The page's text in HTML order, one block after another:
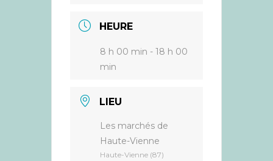
HEURE
8 h 00 min - 18 h 00
min
LIEU
Les marchés de
Haute-Vienne
Haute-Vienne (87)